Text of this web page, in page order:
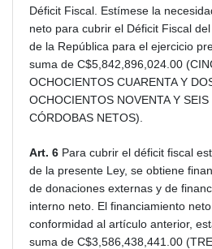
Déficit Fiscal. Estímese la
neto para cubrir el Déficit Fiscal
de la República para el ejercicio
suma de C$5,842,896,024.00
OCHOCIENTOS CUARENTA Y
OCHOCIENTOS NOVENTA Y
CÓRDOBAS NETOS).
Art. 6 Para cubrir el déficit fiscal
de la presente Ley, se obtiene
de donaciones externas y de
interno neto. El financiamiento
conformidad al artículo anterior,
suma de C$3,586,438,441.00